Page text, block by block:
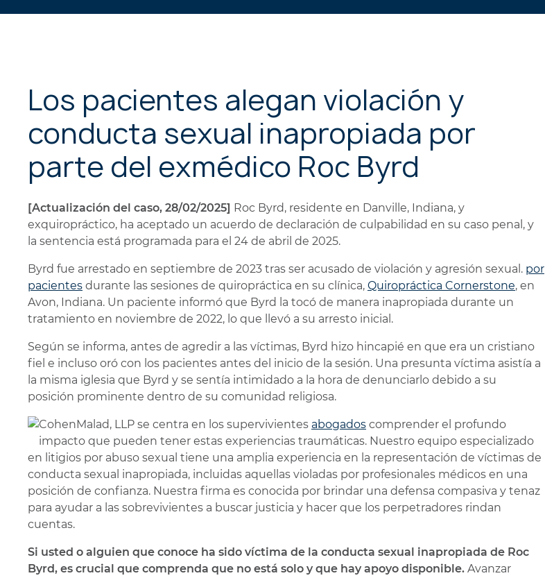
PERSONALES
Los pacientes alegan violación y
conducta sexual inapropiada por
parte del exmédico Roc Byrd
[Actualización del caso, 28/02/2025] Roc Byrd, residente en Danville, Indiana, y
exquiropráctico, ha aceptado un acuerdo de declaración de culpabilidad en su caso penal, y
la sentencia está programada para el 24 de abril de 2025.
Byrd fue arrestado en septiembre de 2023 tras ser acusado de violación y agresión sexual. por
pacientes durante las sesiones de quiropráctica en su clínica, Quiropráctica Cornerstone, en
Avon, Indiana. Un paciente informó que Byrd la tocó de manera inapropiada durante un
tratamiento en noviembre de 2022, lo que llevó a su arresto inicial.
Según se informa, antes de agredir a las víctimas, Byrd hizo hincapié en que era un cristiano
fiel e incluso oró con los pacientes antes del inicio de la sesión. Una presunta víctima asistía a
la misma iglesia que Byrd y se sentía intimidado a la hora de denunciarlo debido a su
posición prominente dentro de su comunidad religiosa.
CohenMalad, LLP se centra en los supervivientes abogados comprender el profundo
impacto que pueden tener estas experiencias traumáticas. Nuestro equipo especializado
en litigios por abuso sexual tiene una amplia experiencia en la representación de víctimas de
conducta sexual inapropiada, incluidas aquellas violadas por profesionales médicos en una
posición de confianza. Nuestra firma es conocida por brindar una defensa compasiva y tenaz
para ayudar a las sobrevivientes a buscar justicia y hacer que los perpetradores rindan
cuentas.
Si usted o alguien que conoce ha sido víctima de la conducta sexual inapropiada de Roc
Byrd, es crucial que comprenda que no está solo y que hay apoyo disponible. Avanzar